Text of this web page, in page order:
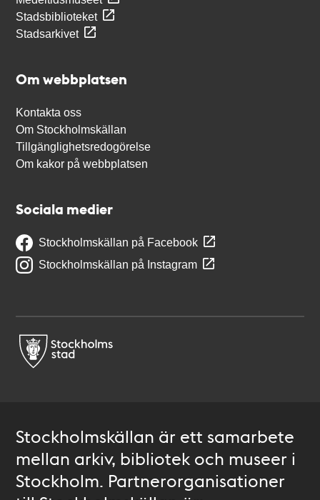
Stadsbiblioteket
Stadsarkivet
Om webbplatsen
Kontakta oss
Om Stockholmskällan
Tillgänglighetsredogörelse
Om kakor på webbplatsen
Sociala medier
Stockholmskällan på Facebook
Stockholmskällan på Instagram
Stockholmskällan är ett samarbete
mellan arkiv, bibliotek och museer i
Stockholm. Partnerorganisationer